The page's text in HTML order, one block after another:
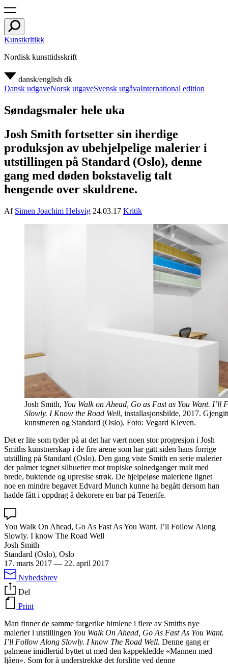
Kunstkritikk
Nordisk kunsttidsskrift
dansk/english dk
Dansk udgaveNorsk utgaveSvensk utgåvaInternational edition
Søndagsmaler hele uka
Josh Smith fortsetter sin iherdige
produksjon av ubehjelpelige malerier i
utstillingen på Standard (Oslo), denne
gang med døden bokstavelig talt
hengende over skuldrene.
Af Simen Joachim Helsvig 24.03.17 Kritik
Josh Smith, You Walk on Ahead, Go as Fast as You Want. I’ll
Slowly. I Know the Road Well, installasjonsbilde, 2017.
kunstneren og Standard (Oslo). Foto: Vegard Kleven.
Det er lite som tyder på at det har vært noen stor progresjon i Josh
Smiths kunstnerskap i de fire årene som har gått siden hans forrige
utstilling på Standard (Oslo). Den gang viste Smith en serie malerier
der palmer tegnet silhuetter mot tropiske solnedganger malt med
brede, buktende og upresise strøk. De hjelpeløse maleriene lignet
noe en mindre begavet Edvard Munch kunne ha begått dersom han
hadde fått i oppdrag å dekorere en bar på Tenerife.
You Walk On Ahead, Go As Fast As You Want. I’ll Follow Along
Slowly. I know The Road Well
Josh Smith
Standard (Oslo), Oslo
17. marts 2017 — 22. april 2017
Nyhedsbrev
Del
Print
Man finner de samme fargerike himlene i flere av Smiths nye
malerier i utstillingen You Walk On Ahead, Go As Fast As You Want.
I’ll Follow Along Slowly. I know The Road Well. Denne gang er
palmene imidlertid byttet ut med den kappekledde «Mannen med
ljåen». Som for å understrekke det forslitte ved denne